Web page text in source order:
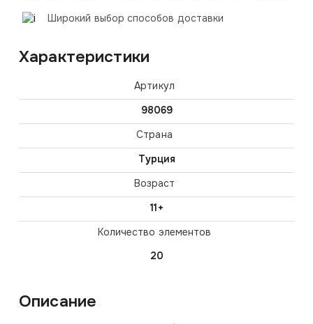
Широкий выбор способов доставки
Характеристики
Артикул
98069
Страна
Турция
Возраст
11+
Количество элементов
20
Описание